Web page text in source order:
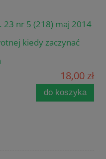
nr 5 (218) maj 2014
kiedy zaczynać
18,00 zł
do koszyka